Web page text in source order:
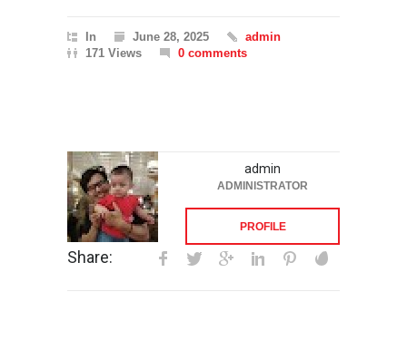
In June 28, 2025
admin
171 Views
0 comments
admin
ADMINISTRATOR
PROFILE
Share: